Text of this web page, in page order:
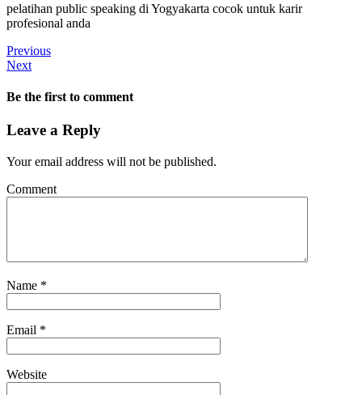
pelatihan public speaking di Yogyakarta cocok untuk karir
profesional anda
Previous
Next
Be the first to comment
Leave a Reply
Your email address will not be published.
Comment
Name *
Email *
Website